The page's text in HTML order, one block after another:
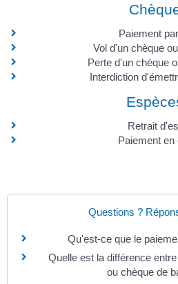
Paiement
Vol d'un chèque
Perte d'un chèque
Interdiction
Retrait
Paiement en
Questions ?
Qu'est-ce que le
Quelle est la différence
ou chèque de